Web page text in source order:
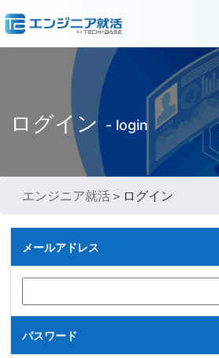
ログイン - login
エンジニア就活 ＞ログイン
メールアドレス
パスワード